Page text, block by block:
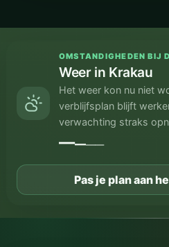
OMSTANDIGHEDEN BIJ
Weer in Krakau
Het weer kon nu niet
verblijfsplan blijft
verwachting straks
————
Pas je plan aan